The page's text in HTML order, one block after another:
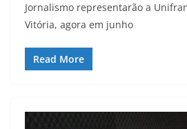
Jornalismo representarão a
Vitória, agora em junho
Read More